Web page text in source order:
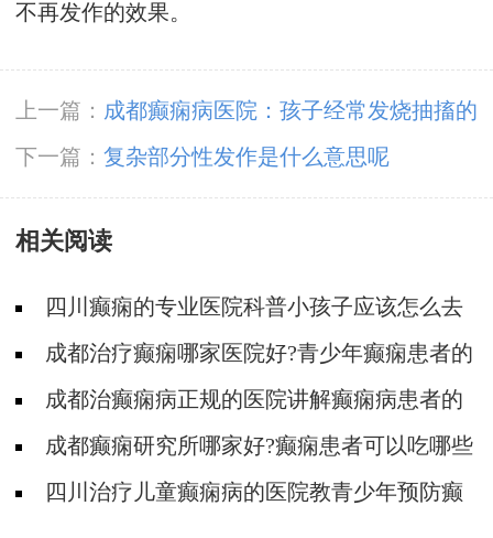
不再发作的效果。
上一篇： 成都癫痫病医院：孩子经常发烧抽搐的
危害
下一篇： 复杂部分性发作是什么意思呢
相关阅读
四川癫痫的专业医院科普小孩子应该怎么去
预防癫痫病?
成都治疗癫痫哪家医院好?青少年癫痫患者的
饮食禁忌有哪些?
成都治癫痫病正规的医院讲解癫痫病患者的
日常注意事项!
成都癫痫研究所哪家好?癫痫患者可以吃哪些
食物?四川治疗儿童癫痫病的医院教青少年预防癫